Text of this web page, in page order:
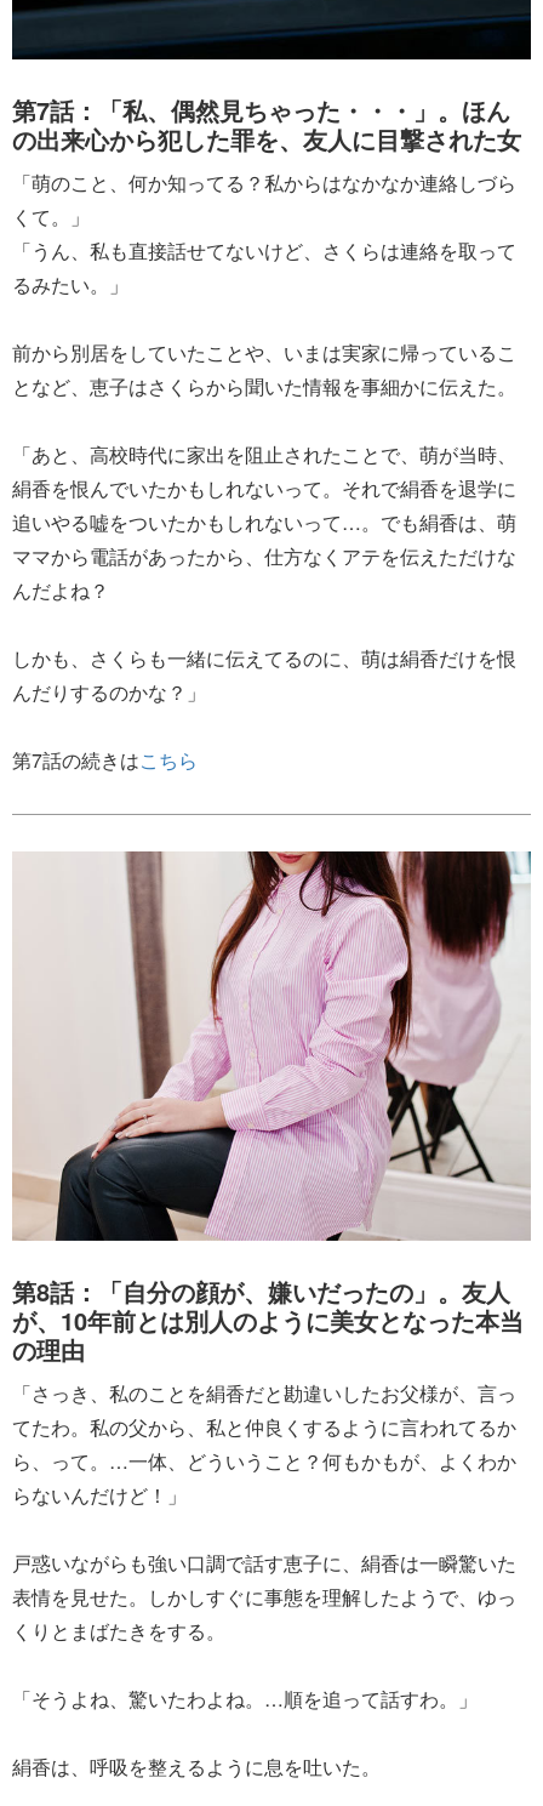
第7話：「私、偶然見ちゃった・・・」。ほん
の出来心から犯した罪を、友人に目撃された女
「萌のこと、何か知ってる？私からはなかなか連絡しづら
くて。」
「うん、私も直接話せてないけど、さくらは連絡を取って
るみたい。」
前から別居をしていたことや、いまは実家に帰っているこ
となど、恵子はさくらから聞いた情報を事細かに伝えた。
「あと、高校時代に家出を阻止されたことで、萌が当時、
絹香を恨んでいたかもしれないって。それで絹香を退学に
追いやる嘘をついたかもしれないって…。でも絹香は、萌
ママから電話があったから、仕方なくアテを伝えただけな
んだよね？
しかも、さくらも一緒に伝えてるのに、萌は絹香だけを恨
んだりするのかな？」
第7話の続きはこちら
第8話：「自分の顔が、嫌いだったの」。友人
が、10年前とは別人のように美女となった本当
の理由
「さっき、私のことを絹香だと勘違いしたお父様が、言っ
てたわ。私の父から、私と仲良くするように言われてるか
ら、って。…一体、どういうこと？何もかもが、よくわか
らないんだけど！」
戸惑いながらも強い口調で話す恵子に、絹香は一瞬驚いた
表情を見せた。しかしすぐに事態を理解したようで、ゆっ
くりとまばたきをする。
「そうよね、驚いたわよね。…順を追って話すわ。」
絹香は、呼吸を整えるように息を吐いた。